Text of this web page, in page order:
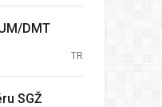
DMT
TR
SGŽ